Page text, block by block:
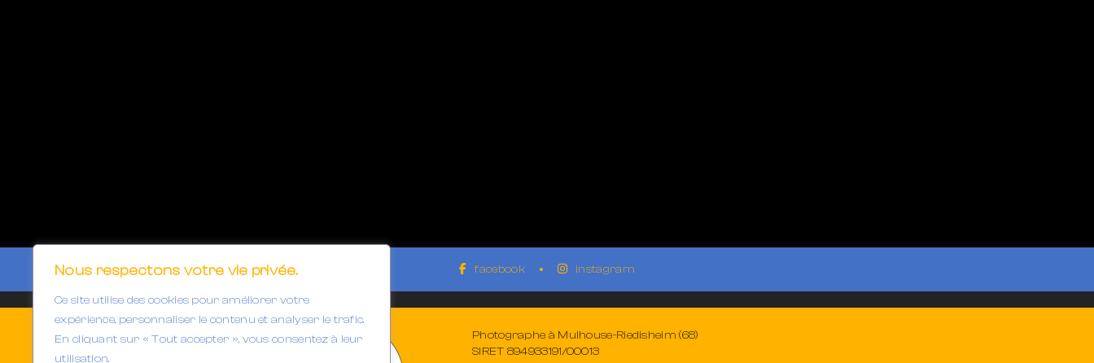
Nous respectons votre vie privée.
Ce site utilise des cookies pour améliorer votre
expérience, personnaliser le contenu et analyser le trafic.
En cliquant sur « Tout accepter », vous consentez à leur
utilisation.
facebook instagram
Photographe à Mulhouse-Riedisheim (68)
SIRET 894933191/00013